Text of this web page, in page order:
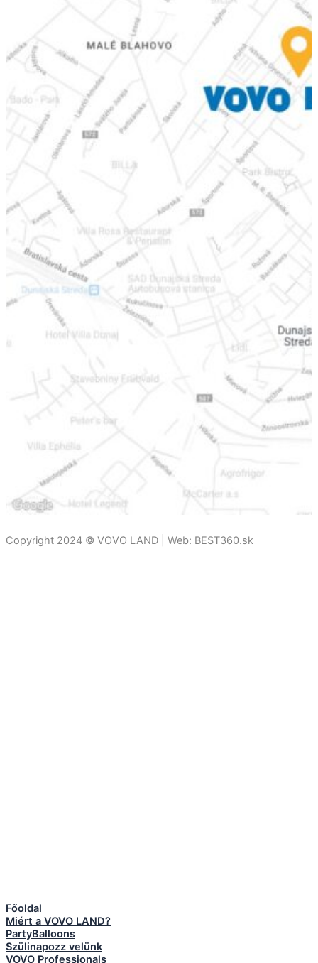
Copyright 2024 © VOVO LAND | Web: BEST360.sk
Főoldal
Miért a VOVO LAND?
PartyBalloons
Szülinapozz velünk
VOVO Professionals